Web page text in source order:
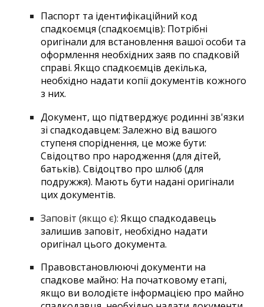
Паспорт та ідентифікаційний код
спадкоємця (спадкоємців): Потрібні
оригінали для встановлення вашої особи та
оформлення необхідних заяв по спадковій
справі. Якщо спадкоємців декілька,
необхідно надати копії документів кожного
з них.
Документ, що підтверджує родинні зв'язки
зі спадкодавцем: Залежно від вашого
ступеня споріднення, це може бути:
Свідоцтво про народження (для дітей,
батьків). Свідоцтво про шлюб (для
подружжя). Мають бути надані оригінали
цих документів.
Заповіт (якщо є): Якщо спадкодавець
залишив заповіт, необхідно надати
оригінал цього документа.
Правовстановлюючі документи на
спадкове майно: На початковому етапі,
якщо ви володієте інформацією про майно